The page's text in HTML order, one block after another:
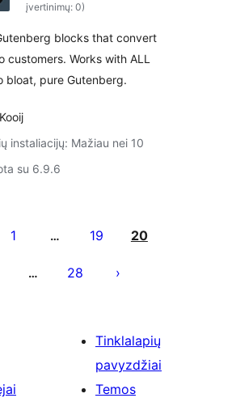
įvertinimų: 0)
blocks that convert
customers. Works with ALL
bloat, pure Gutenberg.
instaliacijų: Mažiau nei 10
su 6.9.6
1 … 19 20
… 28
Tinklalapių
pavyzdžiai
Temos